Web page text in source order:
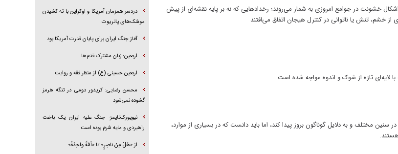
خشونت در جوامع امروزی به شمار می‌روند؛ رخداد‌هایی که نه بر پایه نقشه‌ای از پیش
خشم، تنش یا ناتوانی در کنترل هیجان اتفاق می‌افتند
تازه از شوک و اندوه مواجه شده است
مختلف و به دلایل گوناگون بروز پیدا کند، اما باید دانست که در بسیاری از موارد،
دردسر همزمان آمریکا و اوکراین با ته کشیدن
موشک‌های پاتریوت
آغاز جنگ ایران برای پایان قدرت آمریکا بود
اربعین؛ زبان مشترک قدم‌ها
اربعین حسینی (ع) از منظر فقه و روایت
محسن رضایی: کریدور دومی در تنگه هرمز
گشوده نمی‌شود
نیویورک‌تایمز: جنگ علیه ایران یک باخت
راهبردی و مایه شرم بوده است
از «هَلْ مِنْ ناصِرٍ» تا «اُمَّةً واحِدَةً»